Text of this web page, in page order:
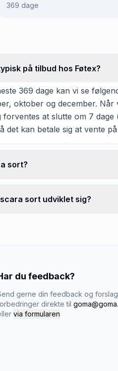
369 dage
på tilbud hos Føtex?
369 dage kan vi se
oktober og december.
at slutte om 7
det kan betale sig at vente
sort?
sort udviklet sig?
du feedback?
gerne din feedback og
direkte til
via formularen